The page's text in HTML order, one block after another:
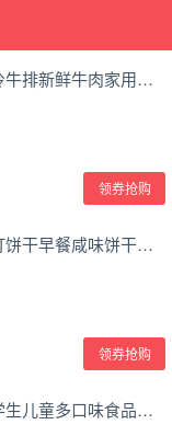
胜龙牛业西冷谷饲西冷牛排新鲜牛肉家用牛扒健身减脂牛肉整切雪花牛排 整切西冷1300g（10-13)片
领券抢购
君臣乐无蔗糖香葱苏打饼干早餐咸味饼干办公零食代餐点心批发 1箱装【30-33袋】
领券抢购
法丽兹夹心曲奇饼干学生儿童多口味食品新品组合休闲零食大礼包整箱装 混合口味曲奇大礼包整箱装 380g